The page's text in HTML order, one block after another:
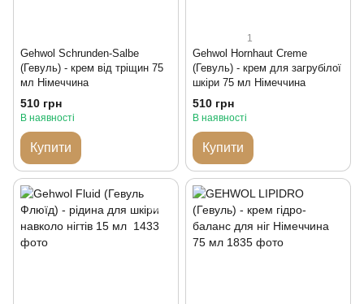
Gehwol Schrunden-Salbe
(Гевуль) - крем від тріщин 75
мл Німеччина
510 грн
В наявності
Купити
1
Gehwol Hornhaut Creme
(Гевуль) - крем для загрубілої
шкіри 75 мл Німеччина
510 грн
В наявності
Купити